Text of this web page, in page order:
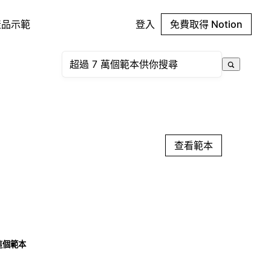
示範 登入 免費取得 Notion
查看範本
個範本